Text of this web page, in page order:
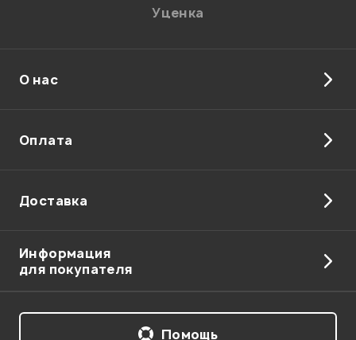
Отправить
Уценка
О нас
Оплата
Доставка
Информация
для покупателя
Помощь